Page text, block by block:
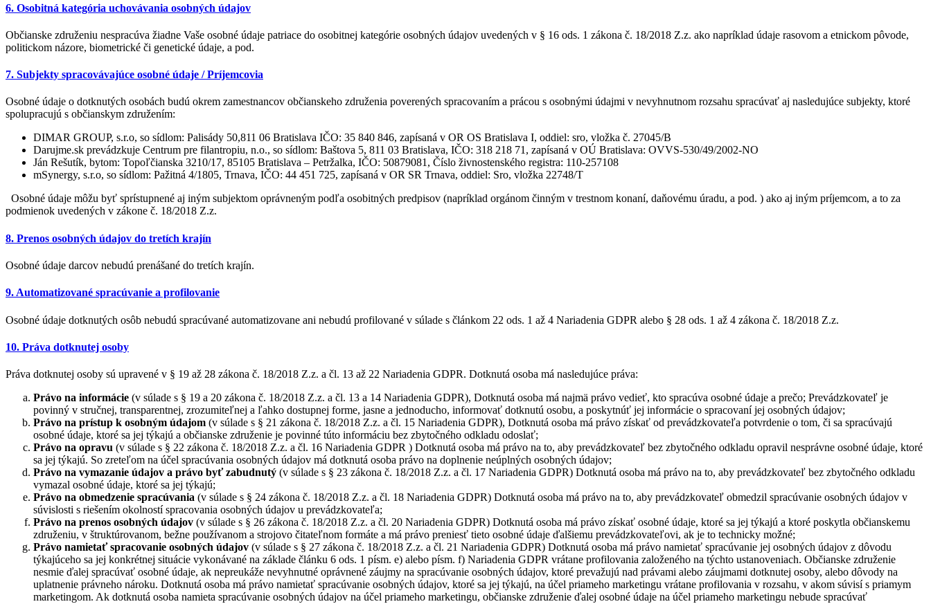
6. Osobitná kategória uchovávania osobných údajov
Občianske združeniu nespracúva žiadne Vaše osobné údaje patriace do osobitnej kategórie osobných údajov uvedených v § 16 ods. 1 zákona č. 18/2018 Z.z. ako napríklad údaje rasovom a etnickom pôvode,
politickom názore, biometrické či genetické údaje, a pod.
7. Subjekty spracovávajúce osobné údaje / Príjemcovia
Osobné údaje o dotknutých osobách budú okrem zamestnancov občianskeho združenia poverených spracovaním a prácou s osobnými údajmi v nevyhnutnom rozsahu spracúvať aj nasledujúce subjekty, ktoré
spolupracujú s občianskym združením:
DIMAR GROUP, s.r.o, so sídlom: Palisády 50,811 06 Bratislava IČO: 35 840 846, zapísaná v OR OS Bratislava I, oddiel: sro, vložka č. 27045/B
Darujme.sk prevádzkuje Centrum pre filantropiu, n.o., so sídlom: Baštova 5, 811 03 Bratislava, IČO: 318 218 71, zapísaná v OÚ Bratislava: OVVS-530/49/2002-NO
Ján Rešutík, bytom: Topoľčianska 3210/17, 85105 Bratislava – Petržalka, IČO: 50879081, Číslo živnostenského registra: 110-257108
mSynergy, s.r.o, so sídlom: Pažitná 4/1805, Trnava, IČO: 44 451 725, zapísaná v OR SR Trnava, oddiel: Sro, vložka 22748/T
Osobné údaje môžu byť sprístupnené aj iným subjektom oprávneným podľa osobitných predpisov (napríklad orgánom činným v trestnom konaní, daňovému úradu, a pod. ) ako aj iným príjemcom, a to za
podmienok uvedených v zákone č. 18/2018 Z.z.
8. Prenos osobných údajov do tretích krajín
Osobné údaje darcov nebudú prenášané do tretích krajín.
9. Automatizované spracúvanie a profilovanie
Osobné údaje dotknutých osôb nebudú spracúvané automatizovane ani nebudú profilované v súlade s článkom 22 ods. 1 až 4 Nariadenia GDPR alebo § 28 ods. 1 až 4 zákona č. 18/2018 Z.z.
10. Práva dotknutej osoby
Práva dotknutej osoby sú upravené v § 19 až 28 zákona č. 18/2018 Z.z. a čl. 13 až 22 Nariadenia GDPR. Dotknutá osoba má nasledujúce práva:
Právo na informácie (v súlade s § 19 a 20 zákona č. 18/2018 Z.z. a čl. 13 a 14 Nariadenia GDPR), Dotknutá osoba má najmä právo vedieť, kto spracúva osobné údaje a prečo; Prevádzkovateľ je
povinný v stručnej, transparentnej, zrozumiteľnej a ľahko dostupnej forme, jasne a jednoducho, informovať dotknutú osobu, a poskytnúť jej informácie o spracovaní jej osobných údajov;
Právo na prístup k osobným údajom (v súlade s § 21 zákona č. 18/2018 Z.z. a čl. 15 Nariadenia GDPR), Dotknutá osoba má právo získať od prevádzkovateľa potvrdenie o tom, či sa spracúvajú
osobné údaje, ktoré sa jej týkajú a občianske združenie je povinné túto informáciu bez zbytočného odkladu odoslať;
Právo na opravu (v súlade s § 22 zákona č. 18/2018 Z.z. a čl. 16 Nariadenia GDPR ) Dotknutá osoba má právo na to, aby prevádzkovateľ bez zbytočného odkladu opravil nesprávne osobné údaje, ktoré
sa jej týkajú. So zreteľom na účel spracúvania osobných údajov má dotknutá osoba právo na doplnenie neúplných osobných údajov;
Právo na vymazanie údajov a právo byť zabudnutý (v súlade s § 23 zákona č. 18/2018 Z.z. a čl. 17 Nariadenia GDPR) Dotknutá osoba má právo na to, aby prevádzkovateľ bez zbytočného odkladu
vymazal osobné údaje, ktoré sa jej týkajú;
Právo na obmedzenie spracúvania (v súlade s § 24 zákona č. 18/2018 Z.z. a čl. 18 Nariadenia GDPR) Dotknutá osoba má právo na to, aby prevádzkovateľ obmedzil spracúvanie osobných údajov v
súvislosti s riešením okolností spracovania osobných údajov u prevádzkovateľa;
Právo na prenos osobných údajov (v súlade s § 26 zákona č. 18/2018 Z.z. a čl. 20 Nariadenia GDPR) Dotknutá osoba má právo získať osobné údaje, ktoré sa jej týkajú a ktoré poskytla občianskemu
združeniu, v štruktúrovanom, bežne používanom a strojovo čitateľnom formáte a má právo preniesť tieto osobné údaje ďalšiemu prevádzkovateľovi, ak je to technicky možné;
Právo namietať spracovanie osobných údajov (v súlade s § 27 zákona č. 18/2018 Z.z. a čl. 21 Nariadenia GDPR) Dotknutá osoba má právo namietať spracúvanie jej osobných údajov z dôvodu
týkajúceho sa jej konkrétnej situácie vykonávané na základe článku 6 ods. 1 písm. e) alebo písm. f) Nariadenia GDPR vrátane profilovania založeného na týchto ustanoveniach. Občianske združenie
nesmie ďalej spracúvať osobné údaje, ak nepreukáže nevyhnutné oprávnené záujmy na spracúvanie osobných údajov, ktoré prevažujú nad právami alebo záujmami dotknutej osoby, alebo dôvody na
uplatnenie právneho nároku. Dotknutá osoba má právo namietať spracúvanie osobných údajov, ktoré sa jej týkajú, na účel priameho marketingu vrátane profilovania v rozsahu, v akom súvisí s priamym
marketingom. Ak dotknutá osoba namieta spracúvanie osobných údajov na účel priameho marketingu, občianske združenie ďalej osobné údaje na účel priameho marketingu nebude spracúvať